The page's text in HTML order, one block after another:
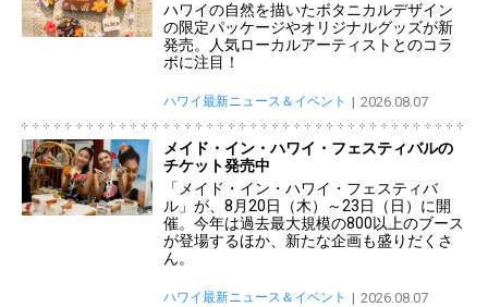
ハワイの自然を描いたボタニカルデザイン
の限定パッケージやオリジナルグッズが新
発売。人気ローカルアーティストとのコラ
ボに注目！
ハワイ最新ニュース＆イベント 2026.08.07
メイド・イン・ハワイ・フェスティバルの
チケット発売中
「メイド・イン・ハワイ・フェスティバ
ル」が、8月20日（木）～23日（日）に開
催。今年は過去最大規模の800以上のブース
が登場するほか、新たな企画も盛りだくさ
ん。
ハワイ最新ニュース＆イベント 2026.08.07